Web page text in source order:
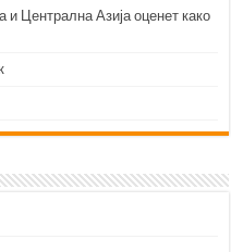
и Централна Азија оценет како